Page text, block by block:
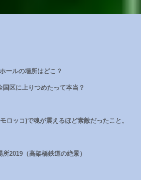
ールの場所はどこ？
区に上りつめたって本当？
ロッコ)で魂が震えるほど素敵だったこと。
2019（高架橋鉄道の絶景）